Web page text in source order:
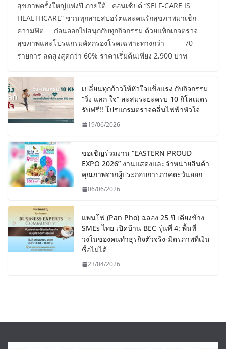
สุขภาพครั้งใหญ่แห่งปี ภายใต้ คอนเซ็ปต์ “SELF-CARE IS
HEALTHCARE” ชวนทุกสายสปอร์ตและคนรักสุขภาพมาเช็ก
ความฟิต ก่อนออกไปสนุกกับทุกกิจกรรม ด้วยแพ็กเกจตรวจ
สุขภาพและโปรแกรมคัดกรองโรคเฉพาะทางกว่า 70
รายการ ลดสูงสุดกว่า 60% ราคาเริ่มต้นเพียง 2,900 บาท
เปลี่ยนทุกก้าวให้หัวใจแข็งแรง กับกิจกรรม
“วิ่ง แลก ใจ” สะสมระยะครบ 10 กิโลเมตร
รับฟรี!! โปรแกรมตรวจคลื่นไฟฟ้าหัวใจ
19/06/2026
ขอเชิญร่วมงาน “EASTERN PROUD
EXPO 2026” งานแสดงและจำหน่ายสินค้า
คุณภาพจากผู้ประกอบการภาคตะวันออก
06/06/2026
แพนโฟ (Pan Pho) ฉลอง 25 ปี เคียงข้าง
SMEs ไทย เปิดบ้าน BEC รุ่นที่ 4: พื้นที่
วงในของคนทำธุรกิจตัวจริง-มิตรภาพที่เงิน
ซื้อไม่ได้
23/04/2026